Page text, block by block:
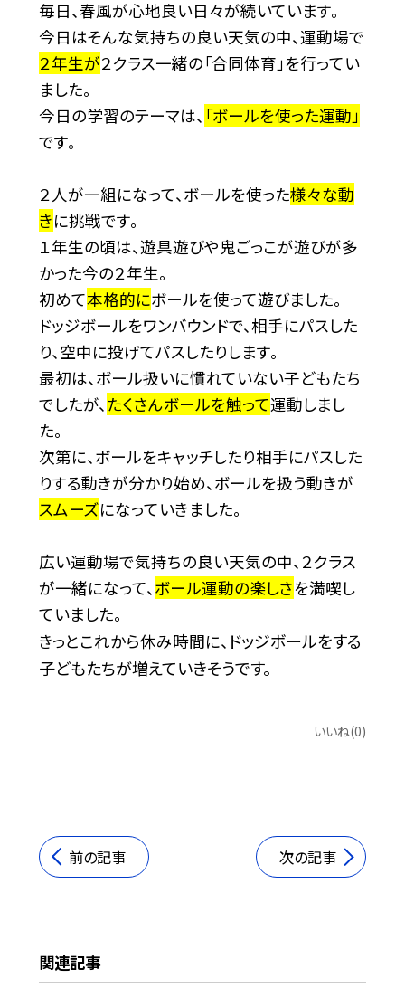
毎日、春風が心地良い日々が続いています。
今日はそんな気持ちの良い天気の中、運動場で
２年生が２クラス一緒の「合同体育」を行ってい
ました。
今日の学習のテーマは、 「ボールを使った運動」
です。
２人が一組になって、ボールを使った様々な動
きに挑戦です。
１年生の頃は、遊具遊びや鬼ごっこが遊びが多
かった今の２年生。
初めて本格的にボールを使って遊びました。
ドッジボールをワンバウンドで、相手にパスした
り、空中に投げてパスしたりします。
最初は、ボール扱いに慣れていない子どもたち
でしたが、 たくさんボールを触って運動しまし
た。
次第に、ボールをキャッチしたり相手にパスした
りする動きが分かり始め、ボールを扱う動きが
スムーズになっていきました。
広い運動場で気持ちの良い天気の中、２クラス
が一緒になって、ボール運動の楽しさを満喫し
ていました。
きっとこれから休み時間に、 ドッジボールをする
子どもたちが増えていきそうです。
いいね(0)
前の記事 次の記事
関連記事